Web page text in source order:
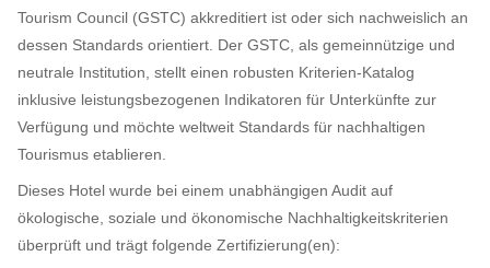
Tourism Council (GSTC) akkreditiert ist oder sich nachweislich an
dessen Standards orientiert. Der GSTC, als gemeinnützige und
neutrale Institution, stellt einen robusten Kriterien-Katalog
inklusive leistungsbezogenen Indikatoren für Unterkünfte zur
Verfügung und möchte weltweit Standards für nachhaltigen
Tourismus etablieren.
Dieses Hotel wurde bei einem unabhängigen Audit auf
ökologische, soziale und ökonomische Nachhaltigkeitskriterien
überprüft und trägt folgende Zertifizierung(en):